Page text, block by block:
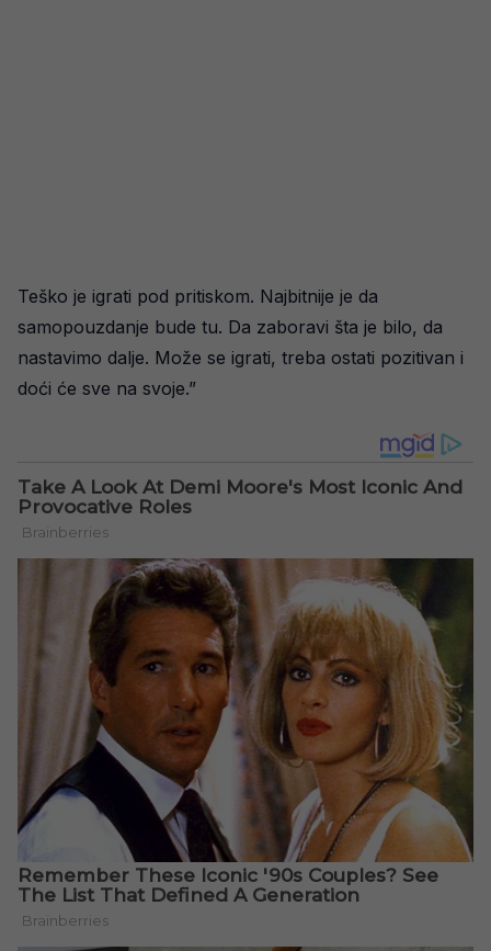
Teško je igrati pod pritiskom. Najbitnije je da
samopouzdanje bude tu. Da zaboravi šta je bilo, da
nastavimo dalje. Može se igrati, treba ostati pozitivan i
doći će sve na svoje.”